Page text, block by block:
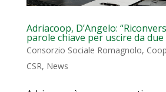
Adriacoop, D’Angelo:
parole chiave per uscire da
Consorzio Sociale Romagnolo,
CSR, News